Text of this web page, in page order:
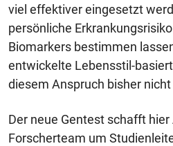
viel effektiver eingesetzt
persönliche
Biomarkers bestimmen
entwickelte Lebensstil-
diesem Anspruch bisher
Der neue Gentest schafft hier
Forscherteam um